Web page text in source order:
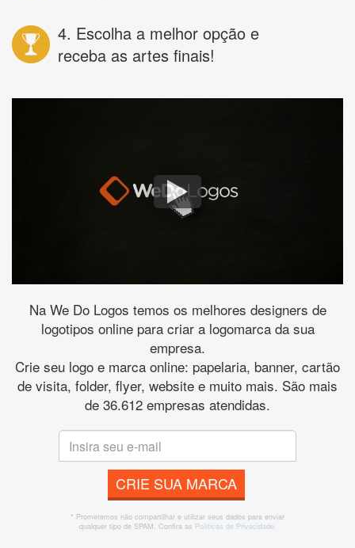
4. Escolha a melhor opção e
receba as artes finais!
Na We Do Logos temos os melhores designers de
logotipos online para criar a logomarca da sua
empresa.
Crie seu logo e marca online: papelaria, banner, cartão
de visita, folder, flyer, website e muito mais. São mais
de 36.612 empresas atendidas.
CRIE SUA MARCA
* Prometemos não compartilhar e utilizar seus dados para enviar
qualquer tipo de SPAM. Confira as Políticas de Privacidade.